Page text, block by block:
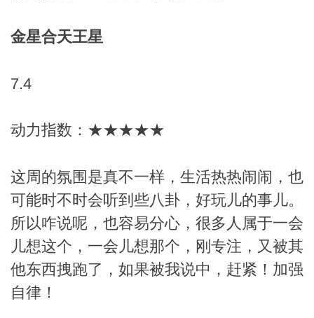
金星合天王星
7.4
动力指数：★★★★★
这周的氛围是真不一样，生活热热闹闹，也
可能时不时会听到些八卦，好玩儿的事儿。
所以咋说呢，也容易分心，很多人属于一会
儿想这个，一会儿想那个，刚专注，又被其
他东西拽跑了，如果被我说中，赶紧！加强
自律！